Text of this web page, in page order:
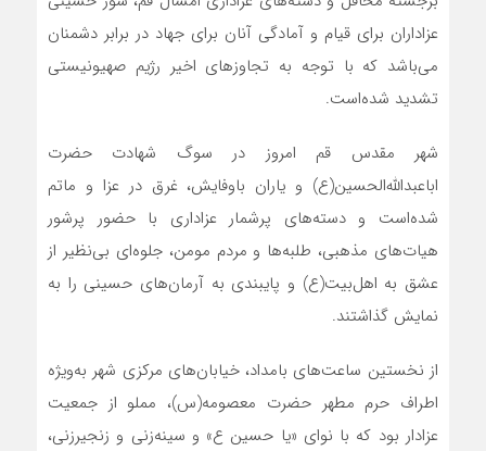
عزاداران برای قیام و آمادگی آنان برای جهاد در برابر دشمنان
می‌باشد که با توجه به تجاوزهای اخیر رژیم صهیونیستی
تشدید شده‌است.
شهر مقدس قم امروز در سوگ شهادت حضرت
اباعبدالله‌الحسین(ع) و یاران باوفایش، غرق در عزا و ماتم
شده‌است و دسته‌های پرشمار عزاداری با حضور پرشور
هیات‌های مذهبی، طلبه‌ها و مردم مومن، جلوه‌ای بی‌نظیر از
عشق به اهل‌بیت(ع) و پایبندی به آرمان‌های حسینی را به
نمایش گذاشتند.
از نخستین ساعت‌های بامداد، خیابان‌های مرکزی شهر به‌ویژه
اطراف حرم مطهر حضرت معصومه(س)، مملو از جمعیت
عزادار بود که با نوای «یا حسین ع» و سینه‌زنی و زنجیرزنی،